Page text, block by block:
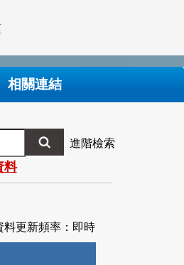
相關連結
進階檢索
料
料更新頻率：即時